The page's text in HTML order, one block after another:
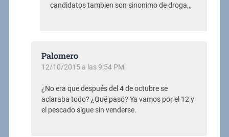
candidatos tambien son sinonimo de droga,,,
Palomero
12/10/2015 a las 9:54 PM
¿No era que después del 4 de octubre se
aclaraba todo? ¿Qué pasó? Ya vamos por el 12 y
el pescado sigue sin venderse.